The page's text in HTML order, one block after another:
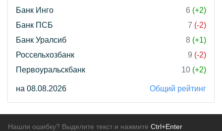
Банк Инго
6 (+2)
Банк ПСБ
7 (-2)
Банк Уралсиб
8 (+1)
Россельхозбанк
9 (-2)
Первоуральскбанк
10 (+2)
на 08.08.2026 Общий рейтинг
Нашли ошибку? Выделите текст и нажмите Ctrl+Enter